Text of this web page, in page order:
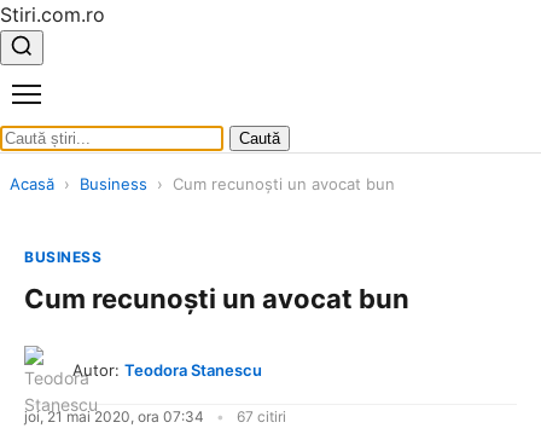
Stiri.com.ro
Caută
Acasă › Business › Cum recunoști un avocat bun
BUSINESS
Cum recunoști un avocat bun
Autor: Teodora Stanescu
joi, 21 mai 2020, ora 07:34 67 citiri